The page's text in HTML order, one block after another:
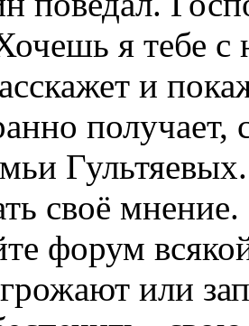
я тебе
и
своё
форум
или